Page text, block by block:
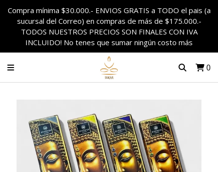
Compra mínima $30.000.- ENVIOS GRATIS a TODO el pais (a
sucursal del Correo) en compras de más de $175.000.-
TODOS NUESTROS PRECIOS SON FINALES CON IVA
INCLUIDO! No tenes que sumar ningún costo más
0